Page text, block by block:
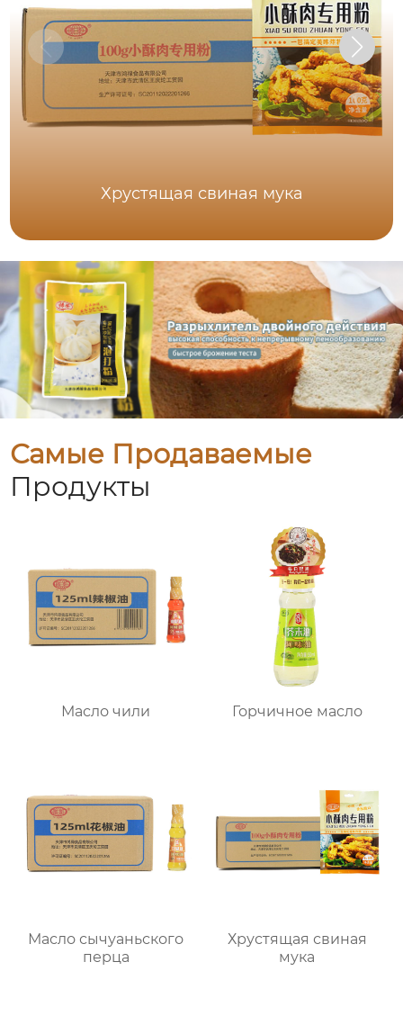
Хрустящая свиная мука
Самые Продаваемые
Продукты
Масло чили Горчичное масло
Масло сычуаньского
перца
Хрустящая свиная
мука